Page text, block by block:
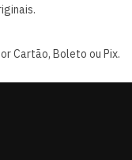
Cartão, Boleto ou Pix.